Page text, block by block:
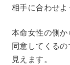
相手に合わせよ
本命女性の側
同意してくる
見えます。